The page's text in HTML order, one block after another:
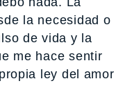
la necesidad o
de vida y la
me hace sentir
ley del amor